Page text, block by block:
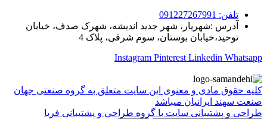
تلفن: 091227267991
آدرس :شهریار، شهر جدید اندیشه، شهرک صدف، خیابان
توحید،خیابان بوستان، سوم شرقی، پلاک 4
Instagram Pinterest Linkedin Whatsapp
کلیه حقوق مادی و معنوی این سایت متعلق به گروه صنعتی جهان
صنعت سهند ایرانیان میباشد
طراحی و پشتیبانی سایت با گروه طراحی و پشتیبانی فریا